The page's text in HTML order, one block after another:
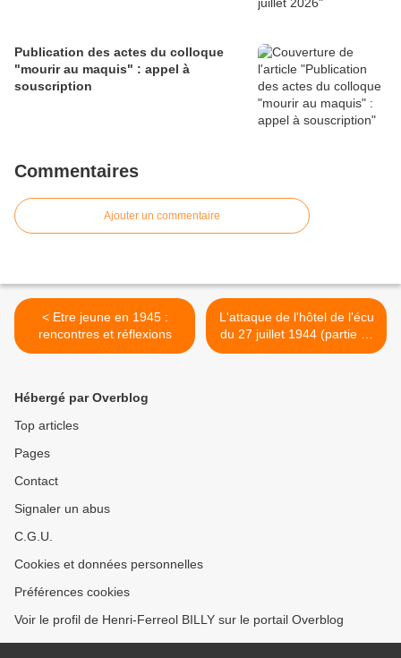
Publication des actes du colloque
"mourir au maquis" : appel à
souscription
Commentaires
Ajouter un commentaire
< Etre jeune en 1945 :
rencontres et réflexions
L'attaque de l'hôtel de l'écu
du 27 juillet 1944 (partie 2)
>
Hébergé par Overblog
Top articles
Pages
Contact
Signaler un abus
C.G.U.
Cookies et données personnelles
Préférences cookies
Voir le profil de Henri-Ferreol BILLY sur le portail Overblog